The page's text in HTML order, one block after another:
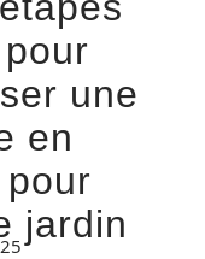
une
en
jardin